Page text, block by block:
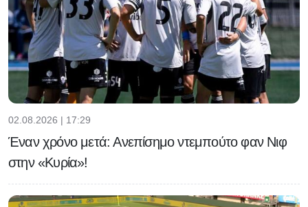
02.08.2026 | 17:29
Έναν χρόνο μετά: Ανεπίσημο ντεμπούτο φαν Νιφ
στην «Κυρία»!